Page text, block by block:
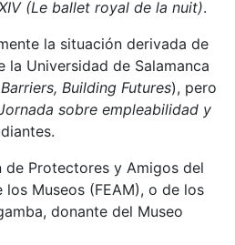
(Le ballet royal de la nuit).
la situación derivada de
Universidad de Salamanca
Building Futures), pero
sobre empleabilidad y
Protectores y Amigos del
Museos (FEAM), o de los
donante del Museo